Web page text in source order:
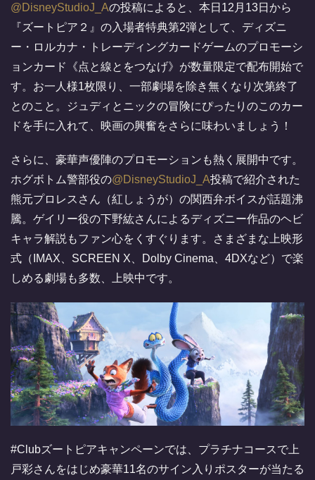
@DisneyStudioJ_Aの投稿によると、本日12月13日から
『ズートピア２』の入場者特典第2弾として、ディズニ
ー・ロルカナ・トレーディングカードゲームのプロモーシ
ョンカード《点と線とをつなげ》が数量限定で配布開始で
す。お一人様1枚限り、一部劇場を除き無くなり次第終了
とのこと。ジュディとニックの冒険にぴったりのこのカー
ドを手に入れて、映画の興奮をさらに味わいましょう！
さらに、豪華声優陣のプロモーションも熱く展開中です。
ホグボトム警部役の@DisneyStudioJ_A投稿で紹介された
熊元プロレスさん（紅しょうが）の関西弁ボイスが話題沸
騰。ゲイリー役の下野紘さんによるディズニー作品のヘビ
キャラ解説もファン心をくすぐります。さまざまな上映形
式（IMAX、SCREEN X、Dolby Cinema、4DXなど）で楽
しめる劇場も多数、上映中です。
#Clubズートピアキャンペーンでは、プラチナコースで上
戸彩さんをはじめ豪華11名のサイン入りポスターが当たる